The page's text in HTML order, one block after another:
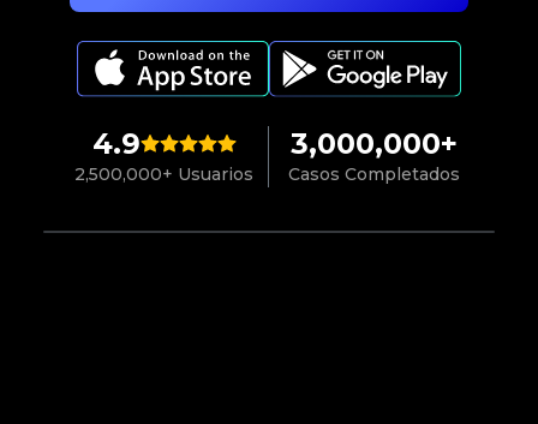
4.9
2,500,000+ Usuarios
3,000,000+
Casos Completados